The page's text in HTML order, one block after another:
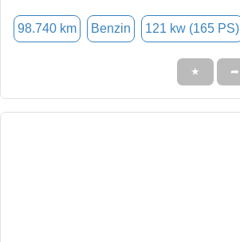
98.740 km Benzin 121 kw (165 PS)
★ ➦